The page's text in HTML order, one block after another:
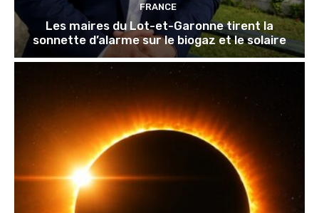
FRANCE
Les maires du Lot-et-Garonne tirent la
sonnette d’alarme sur le biogaz et le solaire